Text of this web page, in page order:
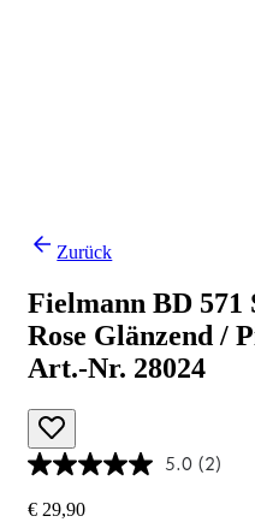
Zurück
Fielmann BD 571
Rose Glänzend /
Art.-Nr. 28024
5.0 (2)
€ 29,90